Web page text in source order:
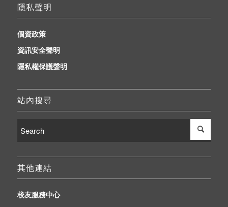
隱私聲明
個資政策
資訊安全聲明
隱私權保護聲明
站內搜尋
其他連結
校友服務中心